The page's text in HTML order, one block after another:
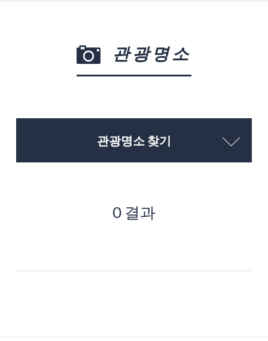
관광명소
관광명소 찾기
0 결과